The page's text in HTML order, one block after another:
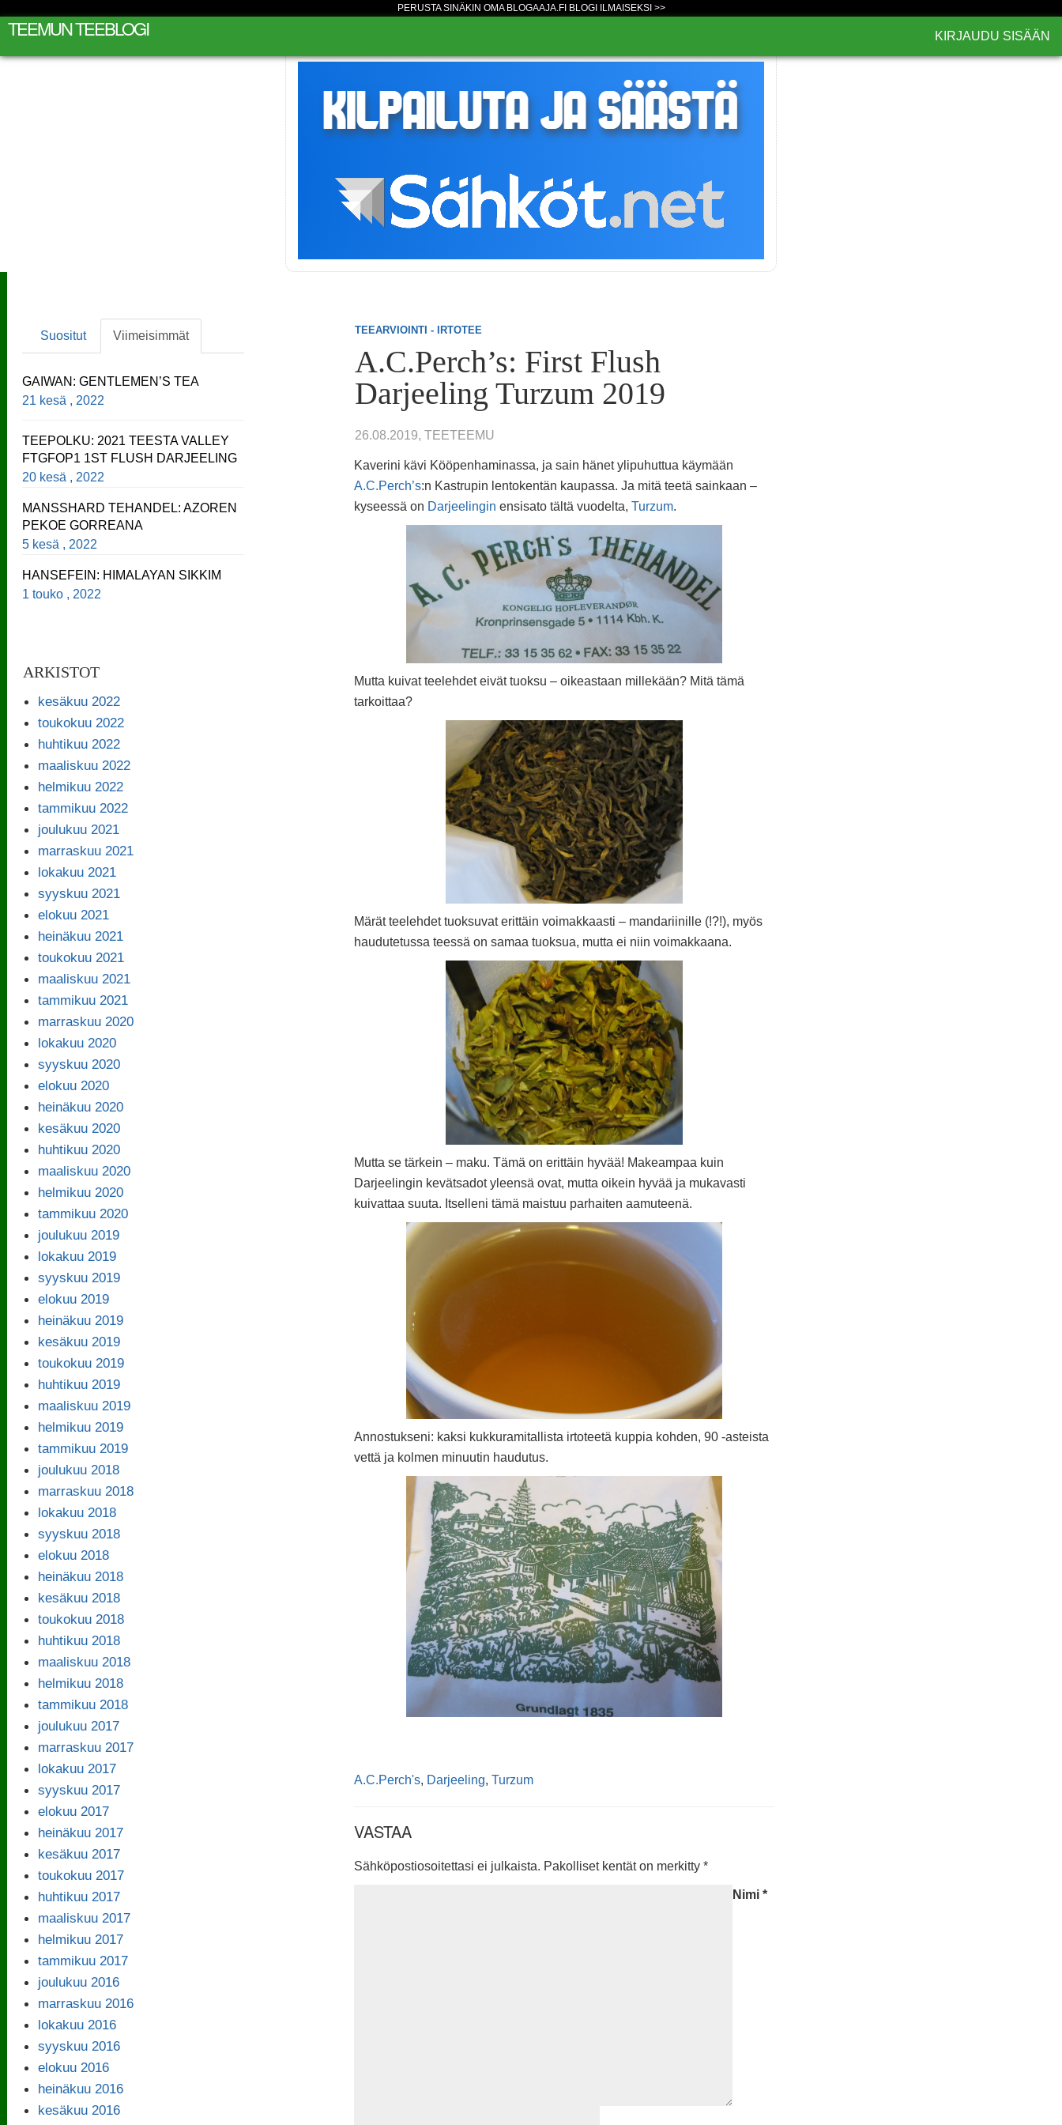
PERUSTA SINÄKIN OMA BLOGAAJA.FI BLOGI ILMAISEKSI >>
TEEMUN TEEBLOGI KIRJAUDU SISÄÄN
TEEARVIOINTI - IRTOTEE
A.C.Perch’s: First Flush
Darjeeling Turzum 2019
26.08.2019, TEETEEMU
Kaverini kävi Kööpenhaminassa, ja sain hänet ylipuhuttua käymään
A.C.Perch’s:n Kastrupin lentokentän kaupassa. Ja mitä teetä sainkaan –
kyseessä on Darjeelingin ensisato tältä vuodelta, Turzum.
Mutta kuivat teelehdet eivät tuoksu – oikeastaan millekään? Mitä tämä
tarkoittaa?
Märät teelehdet tuoksuvat erittäin voimakkaasti – mandariinille (!?!), myös
haudutetussa teessä on samaa tuoksua, mutta ei niin voimakkaana.
Mutta se tärkein – maku. Tämä on erittäin hyvää! Makeampaa kuin
Darjeelingin kevätsadot yleensä ovat, mutta oikein hyvää ja mukavasti
kuivattaa suuta. Itselleni tämä maistuu parhaiten aamuteenä.
Annostukseni: kaksi kukkuramitallista irtoteetä kuppia kohden, 90 -asteista
vettä ja kolmen minuutin haudutus.
A.C.Perch's, Darjeeling, Turzum
VASTAA
Sähköpostiosoitettasi ei julkaista. Pakolliset kentät on merkitty *
Nimi *
Suositut Viimeisimmät
GAIWAN: GENTLEMEN’S TEA
21 kesä , 2022
TEEPOLKU: 2021 TEESTA VALLEY
FTGFOP1 1ST FLUSH DARJEELING
20 kesä , 2022
MANSSHARD TEHANDEL: AZOREN
PEKOE GORREANA
5 kesä , 2022
HANSEFEIN: HIMALAYAN SIKKIM
1 touko , 2022
ARKISTOT
kesäkuu 2022
toukokuu 2022
huhtikuu 2022
maaliskuu 2022
helmikuu 2022
tammikuu 2022
joulukuu 2021
marraskuu 2021
lokakuu 2021
syyskuu 2021
elokuu 2021
heinäkuu 2021
toukokuu 2021
maaliskuu 2021
tammikuu 2021
marraskuu 2020
lokakuu 2020
syyskuu 2020
elokuu 2020
heinäkuu 2020
kesäkuu 2020
huhtikuu 2020
maaliskuu 2020
helmikuu 2020
tammikuu 2020
joulukuu 2019
lokakuu 2019
syyskuu 2019
elokuu 2019
heinäkuu 2019
kesäkuu 2019
toukokuu 2019
huhtikuu 2019
maaliskuu 2019
helmikuu 2019
tammikuu 2019
joulukuu 2018
marraskuu 2018
lokakuu 2018
syyskuu 2018
elokuu 2018
heinäkuu 2018
kesäkuu 2018
toukokuu 2018
huhtikuu 2018
maaliskuu 2018
helmikuu 2018
tammikuu 2018
joulukuu 2017
marraskuu 2017
lokakuu 2017
syyskuu 2017
elokuu 2017
heinäkuu 2017
kesäkuu 2017
toukokuu 2017
huhtikuu 2017
maaliskuu 2017
helmikuu 2017
tammikuu 2017
joulukuu 2016
marraskuu 2016
lokakuu 2016
syyskuu 2016
elokuu 2016
heinäkuu 2016
kesäkuu 2016